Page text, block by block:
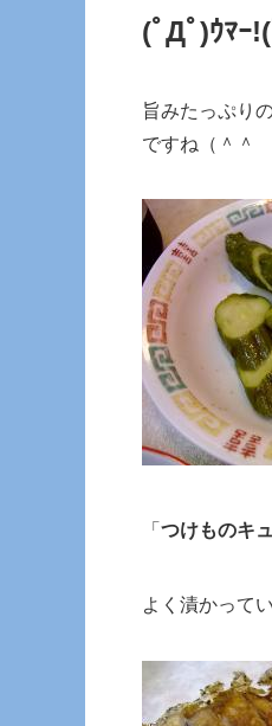
(ﾟДﾟ)ｳﾏｰ
旨みたっぷり
ですね（＾＾
「 つけものキ
よく漬かって